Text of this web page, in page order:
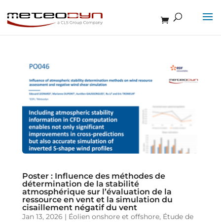
Poster : Influence des méthodes de
détermination de la stabilité
atmosphérique sur l’évaluation de la
ressource en vent et la simulation du
cisaillement négatif du vent
Jan 13, 2026 | Éolien onshore et offshore, Étude de